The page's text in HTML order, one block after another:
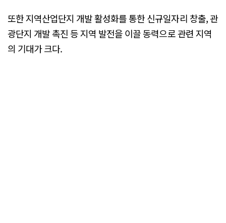
또한 지역산업단지 개발 활성화를 통한 신규일자리 창출, 관
광단지 개발 촉진 등 지역 발전을 이끌 동력으로 관련 지역
의 기대가 크다.